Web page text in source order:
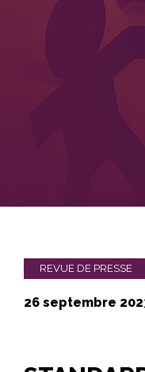
REVUE DE PRESSE
26 septembre